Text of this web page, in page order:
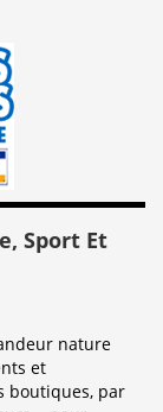
Sport Et
nature
et
boutiques, par